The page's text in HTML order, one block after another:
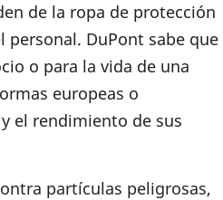
de la ropa de protección
personal. DuPont sabe que
o para la vida de una
europeas o
el rendimiento de sus
partículas peligrosas,